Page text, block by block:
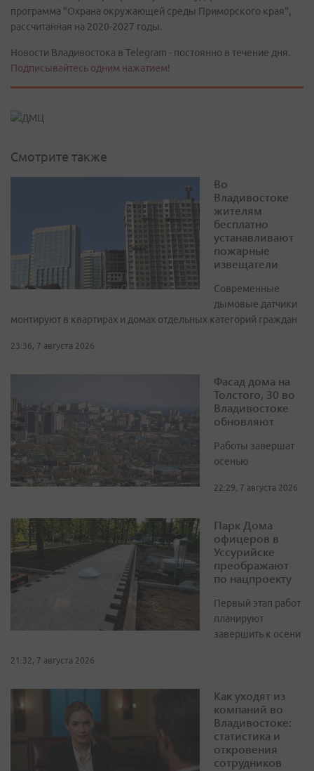
программа "Охрана окружающей среды Приморского края",
рассчитанная на 2020-2027 годы.
Новости Владивостока в Telegram - постоянно в течение дня.
Подписывайтесь одним нажатием!
Смотрите также
Во
Владивостоке
жителям
бесплатно
устанавливают
пожарные
извещатели
Современные
дымовые датчики
монтируют в квартирах и домах отдельных категорий граждан
23:36, 7 августа 2026
Фасад дома на
Толстого, 30 во
Владивостоке
обновляют
Работы завершат
осенью
22:29, 7 августа 2026
Парк Дома
офицеров в
Уссурийске
преображают
по нацпроекту
Первый этап работ
планируют
завершить к осени
21:32, 7 августа 2026
Как уходят из
компаний во
Владивостоке:
статистика и
откровения
сотрудников